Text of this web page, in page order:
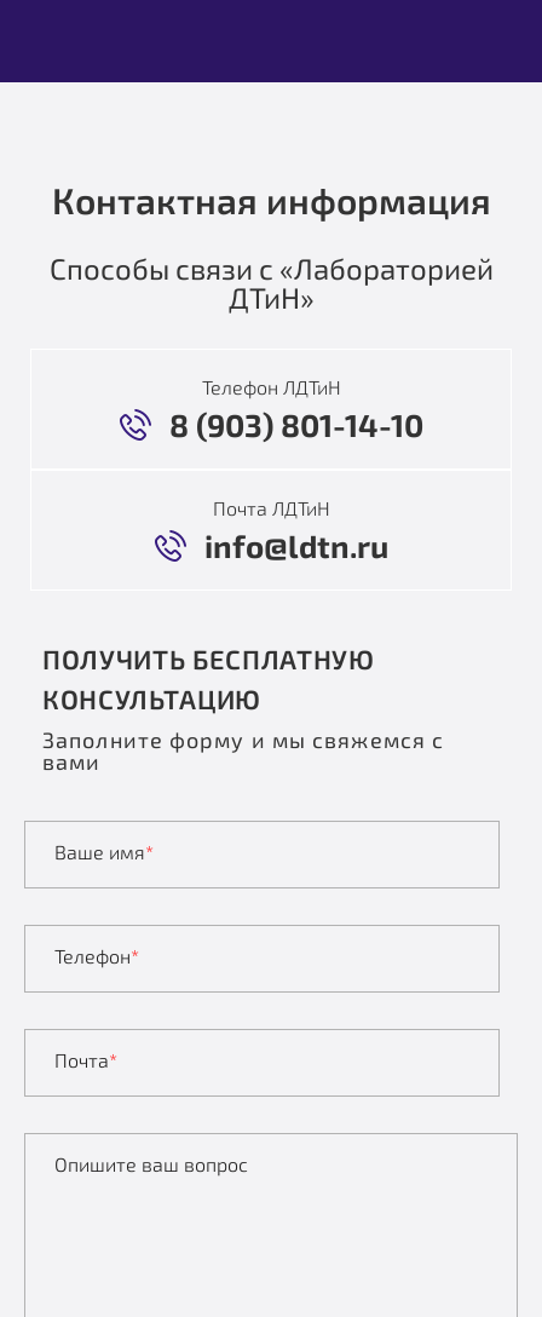
Контактная информация
Способы связи с «Лабораторией
ДТиН»
Телефон ЛДТиН
8 (903) 801-14-10
Почта ЛДТиН
info@ldtn.ru
ПОЛУЧИТЬ БЕСПЛАТНУЮ
КОНСУЛЬТАЦИЮ
Заполните форму и мы свяжемся с
вами
Ваше имя*
Телефон*
Почта*
Опишите ваш вопрос